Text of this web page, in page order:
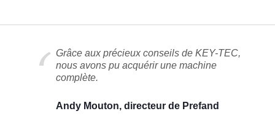
Grâce aux précieux conseils de KEY-TEC,
nous avons pu acquérir une machine
complète.
Andy Mouton, directeur de Prefand